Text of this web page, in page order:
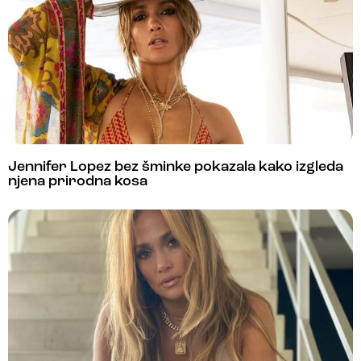
Jennifer Lopez bez šminke pokazala kako izgleda
njena prirodna kosa